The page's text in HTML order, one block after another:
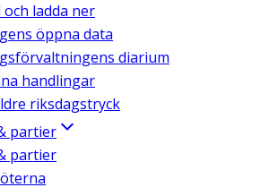
och ladda ner
öppna data
diarium
handlingar
riksdagstryck
partier
partier